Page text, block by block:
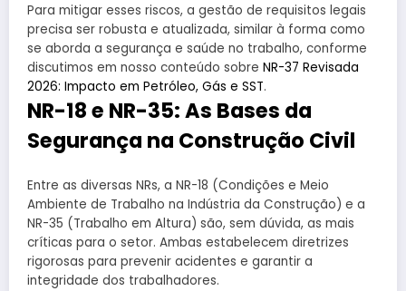
Para mitigar esses riscos, a gestão de requisitos legais
precisa ser robusta e atualizada, similar à forma como
se aborda a segurança e saúde no trabalho, conforme
discutimos em nosso conteúdo sobre NR-37 Revisada
2026: Impacto em Petróleo, Gás e SST.
NR-18 e NR-35: As Bases da
Segurança na Construção Civil
Entre as diversas NRs, a NR-18 (Condições e Meio
Ambiente de Trabalho na Indústria da Construção) e a
NR-35 (Trabalho em Altura) são, sem dúvida, as mais
críticas para o setor. Ambas estabelecem diretrizes
rigorosas para prevenir acidentes e garantir a
integridade dos trabalhadores.